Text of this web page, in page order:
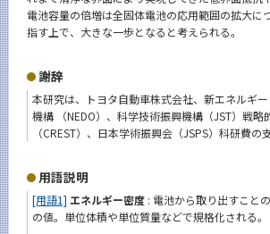
電池容量の倍増は全固体電池の応用範囲の拡大に
指す上で、大きな一歩となると考えられる。
謝辞
本研究は、トヨタ自動車株式会社、新エネルギ
機構 （NEDO）、科学技術振興機構（JST）戦略
（CREST）、日本学術振興会（JSPS）科研費の
用語説明
[用語1] エネルギー密度 : 電池から取り出すこと
の値。単位体積や単位質量などで規格化される。